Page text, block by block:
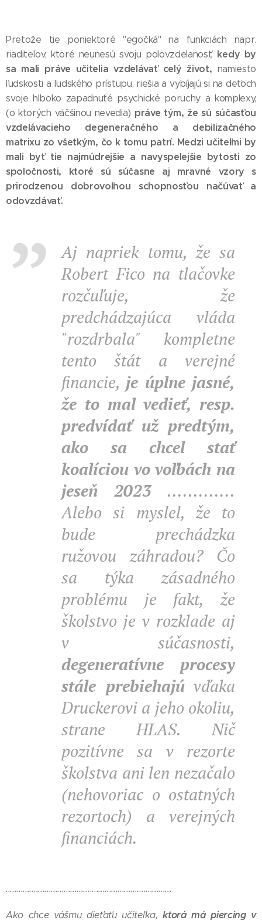
Pretože tie poniektoré "egočká" na funkciách napr.
riaditeľov, ktoré neunesú svoju polovzdelanosť, kedy by
sa mali práve učitelia vzdelávať celý život, namiesto
ľudskosti a ľudského prístupu, riešia a vybíjajú si na deťoch
svoje hlboko zapadnuté psychické poruchy a komplexy,
(o ktorých väčšinou nevedia) práve tým, že sú súčasťou
vzdelávacieho degeneračného a debilizačného
matrixu zo všetkým, čo k tomu patrí. Medzi učiteľmi by
mali byť tie najmúdrejšie a navyspelejšie bytosti zo
spoločnosti, ktoré sú súčasne aj mravné vzory s
prirodzenou dobrovoľnou schopnosťou načúvať a
odovzdávať.
Aj napriek tomu, že sa
Robert Fico na tlačovke
rozčuľuje, že
predchádzajúca vláda
"rozdrbala" kompletne
tento štát a verejné
financie, je úplne jasné,
že to mal vedieť, resp.
predvídať už predtým,
ako sa chcel stať
koalíciou vo voľbách na
jeseň 2023 .............
Alebo si myslel, že to
bude prechádzka
ružovou záhradou? Čo
sa týka zásadného
problému je fakt, že
školstvo je v rozklade aj
v súčasnosti,
degeneratívne procesy
stále prebiehajúvďaka
Druckerovi a jeho okoliu,
strane HLAS. Nič
pozitívne sa v rezorte
školstva ani len nezačalo
(nehovoriac o ostatných
rezortoch) a verejných
financiách.
.............................................................................
Ako chce vášmu dieťaťu učiteľka,ktorá má piercing v